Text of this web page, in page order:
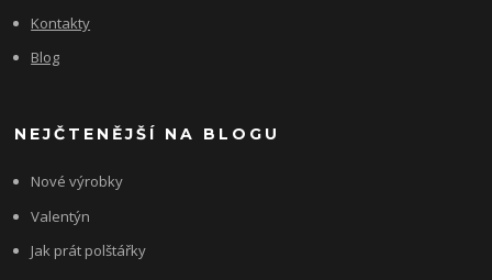
Kontakty
Blog
NEJČTENĚJŠÍ NA BLOGU
Nové výrobky
Valentýn
Jak prát polštářky